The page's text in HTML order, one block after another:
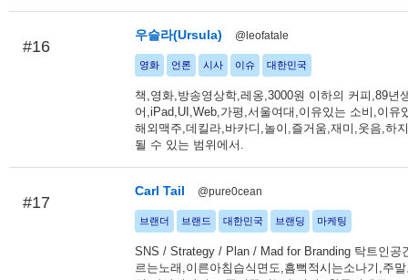
#16
우슬라(Ursula) @leofatale
영화 언론 시사 이슈 대한민국
책,영화,방송영상학,레옹,3000원 이하의 커피,89년
어,iPad,UI,Web,가평,서울여대,이유있는 소비,이유
해외맥주,데킬라,바카디,놀이,즐거움,재미,웃음,하
될 수 있는 범위에서.
#17
Carl Tail @pure0cean
브랜더 브랜드 대한민국 브랜딩 마케팅
SNS / Strategy / Plan / Mad for Branding 탁트인공
르는노래,이른아침습식면도,흠뻑적시는소나기,주